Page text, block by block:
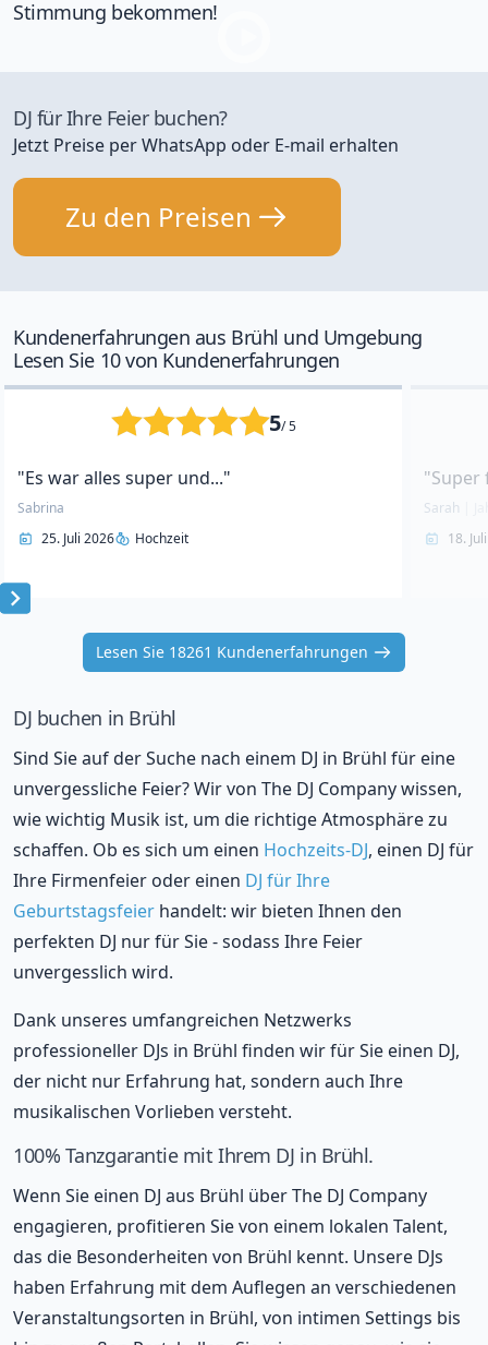
Stimmung bekommen!
DJ für Ihre Feier buchen?
Jetzt Preise per WhatsApp oder E-mail erhalten
Zu den Preisen
Kundenerfahrungen aus Brühl und Umgebung
Lesen Sie 10 von Kundenerfahrungen
5/ 5
"Es war alles super und..."
Sabrina
25. Juli 2026
Hochzeit
"Super
Sarah
18.
Item
Lesen Sie 18261 Kundenerfahrungen
DJ buchen in Brühl
Sind Sie auf der Suche nach einem DJ in Brühl für eine
unvergessliche Feier? Wir von The DJ Company wissen,
wie wichtig Musik ist, um die richtige Atmosphäre zu
schaffen. Ob es sich um einen Hochzeits-DJ, einen DJ für
Ihre Firmenfeier oder einen DJ für Ihre
Geburtstagsfeier handelt: wir bieten Ihnen den
perfekten DJ nur für Sie - sodass Ihre Feier
unvergesslich wird.
Dank unseres umfangreichen Netzwerks
professioneller DJs in Brühl finden wir für Sie einen DJ,
der nicht nur Erfahrung hat, sondern auch Ihre
musikalischen Vorlieben versteht.
100% Tanzgarantie mit Ihrem DJ in Brühl.
Wenn Sie einen DJ aus Brühl über The DJ Company
engagieren, profitieren Sie von einem lokalen Talent,
das die Besonderheiten von Brühl kennt. Unsere DJs
haben Erfahrung mit dem Auflegen an verschiedenen
Veranstaltungsorten in Brühl, von intimen Settings bis